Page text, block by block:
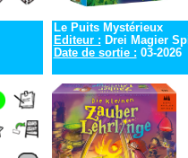
Le Puits Mystérieux
Editeur : Drei Magier
Date de sortie : 03-2026